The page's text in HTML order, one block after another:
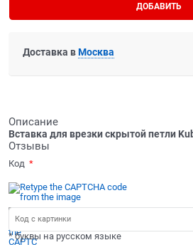
ДОБАВИТЬ
Доставка вМосква
Описание
Вставка для врезки скрытой петли
Отзывы
Код
* буквы на русском языке